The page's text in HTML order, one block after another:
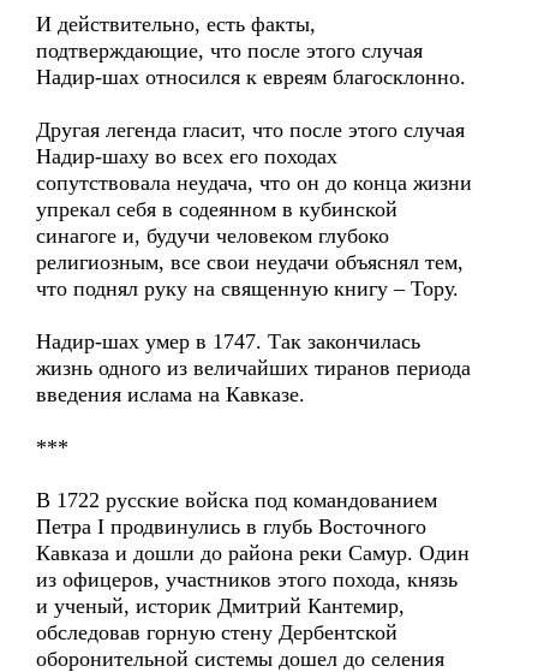
И действительно, есть факты,
подтверждающие, что после этого случая
Надир-шах относился к евреям благосклонно.
Другая легенда гласит, что после этого случая
Надир-шаху во всех его походах
сопутствовала неудача, что он до конца жизни
упрекал себя в содеянном в кубинской
синагоге и, будучи человеком глубоко
религиозным, все свои неудачи объяснял тем,
что поднял руку на священную книгу – Тору.
Надир-шах умер в 1747. Так закончилась
жизнь одного из величайших тиранов периода
введения ислама на Кавказе.
***
В 1722 русские войска под командованием
Петра I продвинулись в глубь Восточного
Кавказа и дошли до района реки Самур. Один
из офицеров, участников этого похода, князь
и ученый, историк Дмитрий Кантемир,
обследовав горную стену Дербентской
оборонительной системы дошел до селения